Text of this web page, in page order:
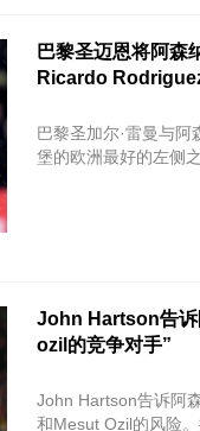
巴黎圣迈恩将阿森
Ricardo
巴黎圣加尔·雷曼与
堡的欧洲最好的左侧
John Hartson告诉
ozil的竞争对手”
John Hartson告诉阿
和Mesut Ozil的风险